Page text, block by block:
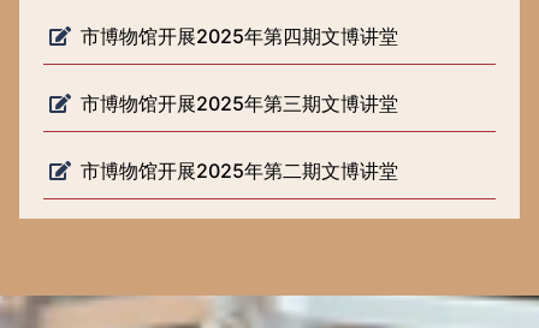
市博物馆开展2025年第四期文博讲堂
市博物馆开展2025年第三期文博讲堂
市博物馆开展2025年第二期文博讲堂